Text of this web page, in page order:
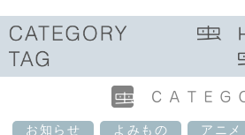
お知らせ よみもの アニメ